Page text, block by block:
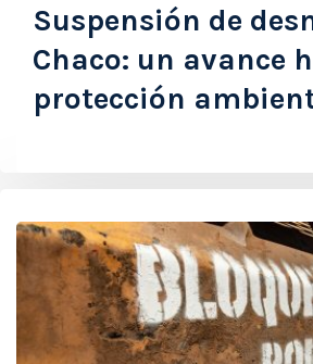
Suspensión de
Chaco: un avance
protección